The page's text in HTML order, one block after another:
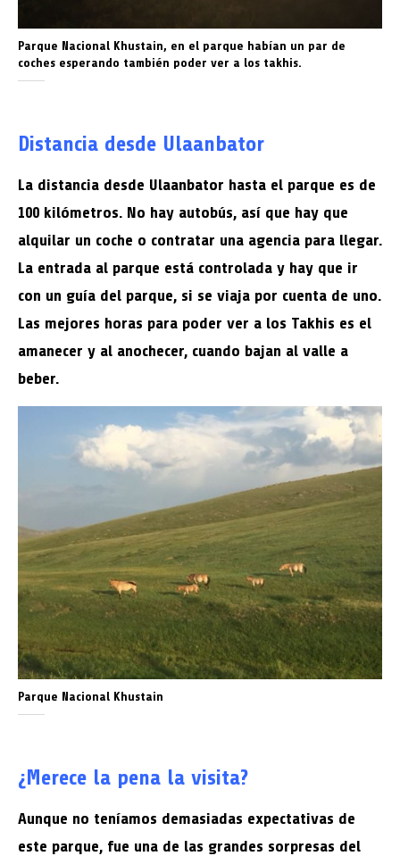
Parque Nacional Khustain, en el parque habían un par de
coches esperando también poder ver a los takhis.
Distancia desde Ulaanbator
La distancia desde Ulaanbator hasta el parque es de
100 kilómetros. No hay autobús, así que hay que
alquilar un coche o contratar una agencia para llegar.
La entrada al parque está controlada y hay que ir
con un guía del parque, si se viaja por cuenta de uno.
Las mejores horas para poder ver a los Takhis es el
amanecer y al anochecer, cuando bajan al valle a
beber.
Parque Nacional Khustain
¿Merece la pena la visita?
Aunque no teníamos demasiadas expectativas de
este parque, fue una de las grandes sorpresas del